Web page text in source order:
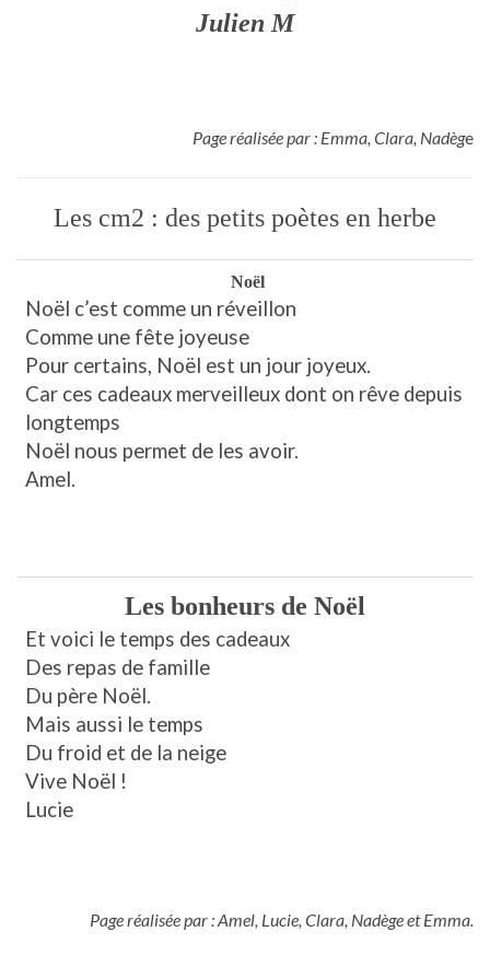
Julien M
Page réalisée par : Emma, Clara, Nadège
Les cm2 : des petits poètes en herbe
Noël
Noël c’est comme un réveillon
Comme une fête joyeuse
Pour certains, Noël est un jour joyeux.
Car ces cadeaux merveilleux dont on rêve depuis
longtemps
Noël nous permet de les avoir.
Amel.
Les bonheurs de Noël
Et voici le temps des cadeaux
Des repas de famille
Du père Noël.
Mais aussi le temps
Du froid et de la neige
Vive Noël !
Lucie
Page réalisée par : Amel, Lucie, Clara, Nadège et Emma